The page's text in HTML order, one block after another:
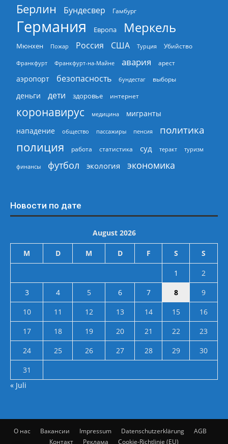
Берлин
Бундесвер Гамбург
Германия Европа Меркель
Мюнхен Пожар Россия США Турция Убийство
Франкфурт Франкфурт-на-Майне авария арест
аэропорт безопасность бундестаг выборы
деньги дети здоровье интернет
коронавирус медицина
мигранты
нападение
общество пассажиры пенсия политика
полиция работа статистика суд теракт туризм
финансы футбол экология экономика
Новости по дате
August 2026
M D M D F S S
1
2
3
4 5 6 7 8
9
10
11 12 13 14 15
16
17
18 19 20 21 22
23
24
25 26 27 28 29
30
31
« Juli
О нас Вакансии Impressum Datenschutzerklärung
AGB
Контакт
Реклама Cookie-Richtlinie (EU)